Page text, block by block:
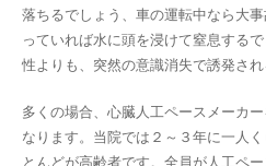
落ちるでしょう、車の運転中なら大
っていれば水に頭を浸けて窒息する
性よりも、突然の意識消失で誘発され
多くの場合、心臓人工ペースメーカ
なります。当院では２～３年に一人
とんどが高齢者です。全員が人工ペ